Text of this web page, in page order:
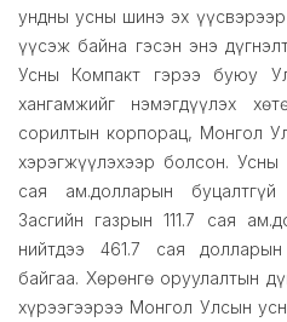
ундны усны шинэ эх
үүсэж байна гэсэн энэ
Усны Компакт гэрээ буюу
хангамжийг нэмэгдүүлэх
сорилтын корпорац, Монгол
хэрэгжүүлэхээр болсон.
сая ам.долларын
Засгийн газрын 111.7 сая
нийтдээ 461.7 сая
байгаа. Хөрөнгө оруулалтын
хүрээгээрээ Монгол Улсын